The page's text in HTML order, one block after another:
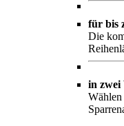
für bis
Die
in zwei
Wählen